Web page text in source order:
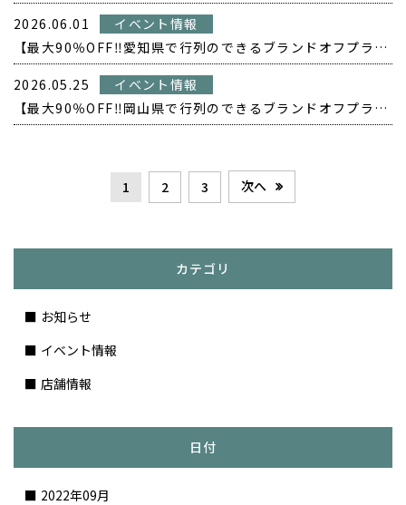
2026.06.01
イベント情報
【最大90％OFF‼️愛知県で行列のできるブランドオフプライス POPUP開催❗️】
2026.05.25
イベント情報
【最大90％OFF‼️岡山県で行列のできるブランドオフプライス POPUP開催❗️】
1 2 3 次へ
カテゴリ
お知らせ
イベント情報
店舗情報
日付
2022年09月